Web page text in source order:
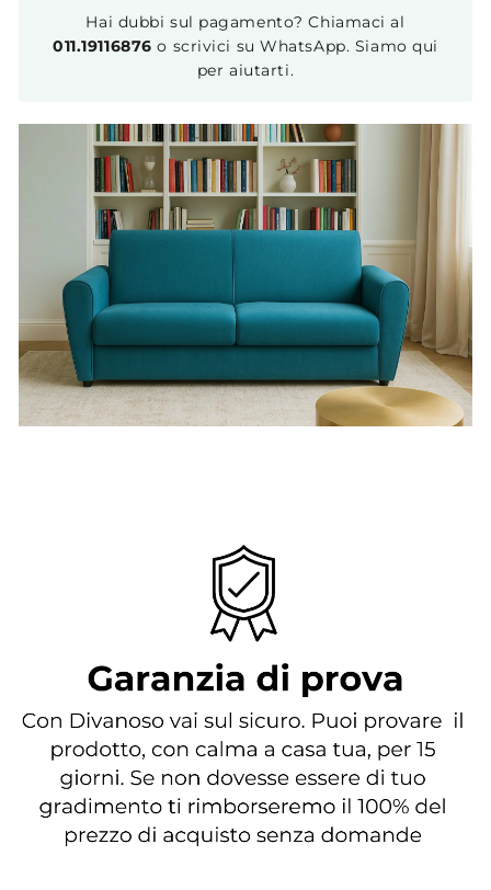
Hai dubbi sul pagamento? Chiamaci al
011.19116876 o scrivici su WhatsApp. Siamo qui
per aiutarti.